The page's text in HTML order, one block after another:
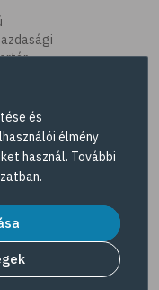
és
és
élmény
használ. További
.